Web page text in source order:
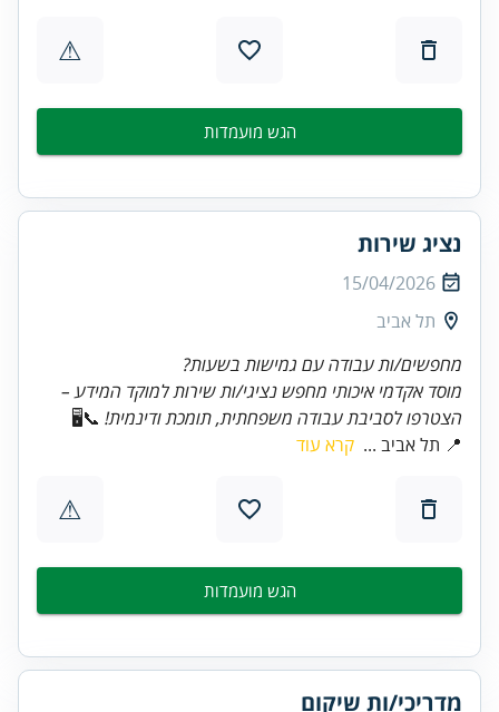
⚠
הגש מועמדות
נציג שירות
15/04/2026
תל אביב
מחפשים/ות עבודה עם גמישות בשעות?
מוסד אקדמי איכותי מחפש נציגי/ות שירות למוקד המידע –
הצטרפו לסביבת עבודה משפחתית, תומכת ודינמית! 📞🖥️
📍 תל אביב ... קרא עוד
⚠
הגש מועמדות
מדריכי/ות שיקום